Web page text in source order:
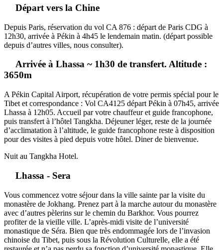
Départ vers la Chine
Depuis Paris, réservation du vol CA 876 : départ de Paris CDG à
12h30, arrivée à Pékin à 4h45 le lendemain matin. (départ possible
depuis d’autres villes, nous consulter).
Arrivée à Lhassa ~ 1h30 de transfert. Altitude :
3650m
A Pékin Capital Airport, récupération de votre permis spécial pour le
Tibet et correspondance : Vol CA4125 départ Pékin à 07h45, arrivée
Lhassa à 12h05. Accueil par votre chauffeur et guide francophone,
puis transfert à l’hôtel Tangkha. Déjeuner léger, reste de la journée
d’acclimatation à l’altitude, le guide francophone reste à disposition
pour des visites à pied depuis votre hôtel. Diner de bienvenue.
Nuit au Tangkha Hotel.
Lhassa - Sera
Vous commencez votre séjour dans la ville sainte par la visite du
monastère de Jokhang. Prenez part à la marche autour du monastère
avec d’autres pèlerins sur le chemin du Barkhor. Vous pourrez
profiter de la vieille ville. L’après-midi visite de l’université
monastique de Séra. Bien que très endommagée lors de l’invasion
chinoise du Tibet, puis sous la Révolution Culturelle, elle a été